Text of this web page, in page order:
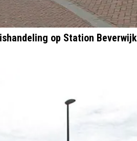
op Station Beverwijk